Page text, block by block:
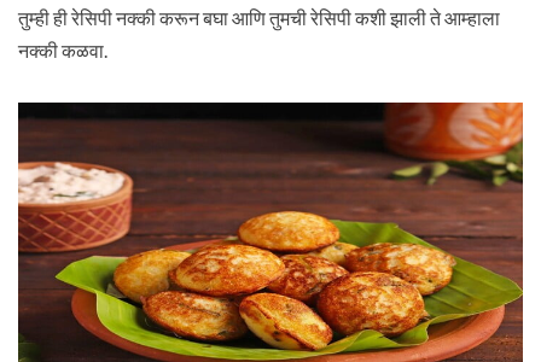
तुम्ही ही रेसिपी नक्की करून बघा आणि तुमची रेसिपी कशी झाली ते आम्हाला
नक्की कळवा.